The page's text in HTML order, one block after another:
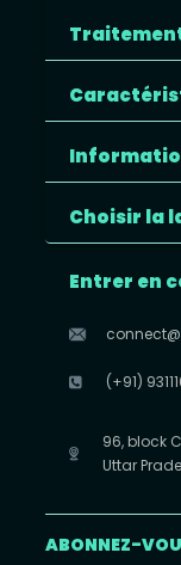
Choisir la
Entrer en
(+91)
96, block
Uttar
ABONNEZ-